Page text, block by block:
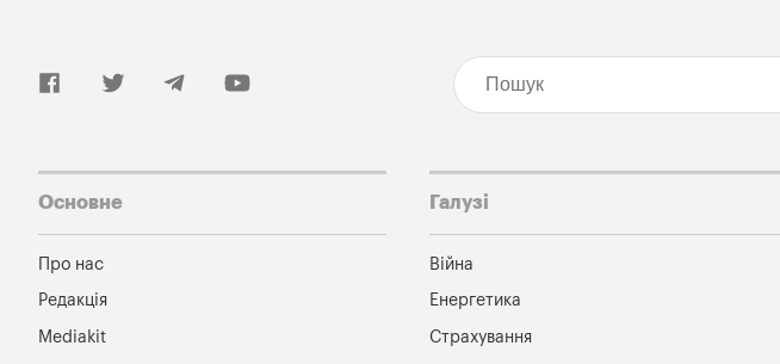
Основне
Про нас
Редакція
Mediakit
Галузі
Війна
Енергетика
Страхування